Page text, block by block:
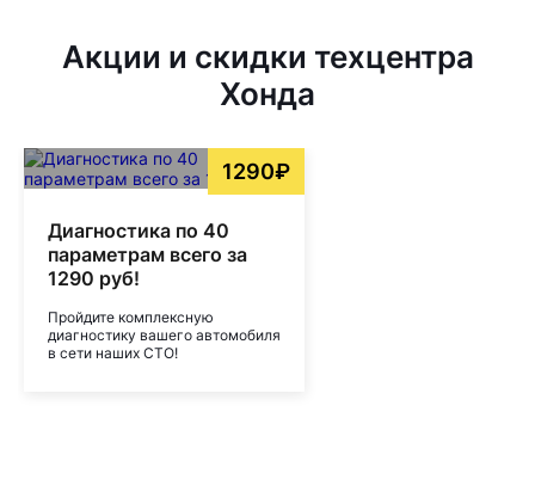
Акции и скидки техцентра
Хонда
1290₽
Диагностика по 40
параметрам всего за
1290 руб!
Пройдите комплексную
диагностику вашего автомобиля
в сети наших СТО!